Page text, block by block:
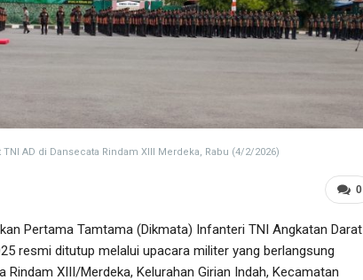
AD di Dansecata Rindam XIII Merdeka, Rabu (4/2/2026)
0
Pertama Tamtama (Dikmata) Infanteri TNI Angkatan Darat
resmi ditutup melalui upacara militer yang berlangsung
Rindam XIII/Merdeka, Kelurahan Girian Indah, Kecamatan